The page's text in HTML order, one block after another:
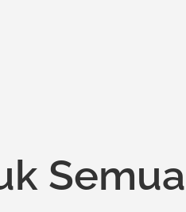
Semua